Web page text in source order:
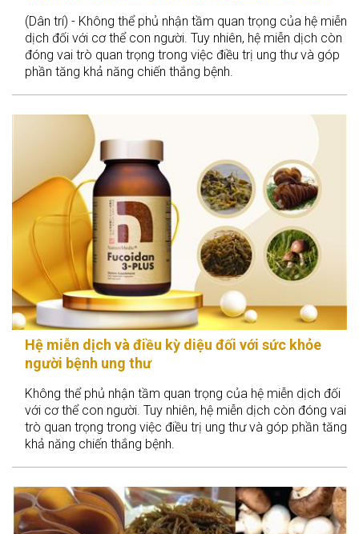
(Dân trí) - Không thể phủ nhận tầm quan trọng của hệ miễn
dịch đối với cơ thể con người. Tuy nhiên, hệ miễn dịch còn
đóng vai trò quan trọng trong việc điều trị ung thư và góp
phần tăng khả năng chiến thắng bệnh.
Hệ miễn dịch và điều kỳ diệu đối với sức khỏe
người bệnh ung thư
Không thể phủ nhận tầm quan trọng của hệ miễn dịch đối
với cơ thể con người. Tuy nhiên, hệ miễn dịch còn đóng vai
trò quan trọng trong việc điều trị ung thư và góp phần tăng
khả năng chiến thắng bệnh.